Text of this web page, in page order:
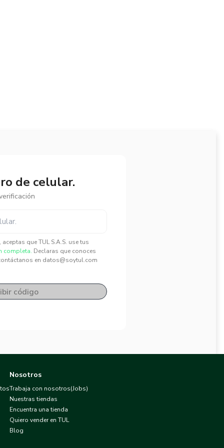
de celular.
que TUL S.A.S. use tus
completa. Declaras que conoces
en datos@soytul.com
código
Nosotros
Trabaja con nosotros(Jobs)
Nuestras tiendas
Encuentra una tienda
Quiero vender en TUL
Blog